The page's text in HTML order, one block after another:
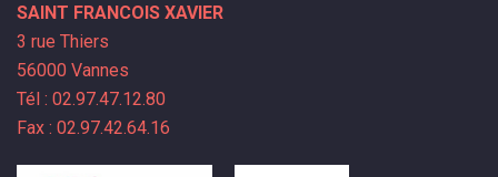
SAINT FRANCOIS XAVIER
3 rue Thiers
56000 Vannes
Tél : 02.97.47.12.80
Fax : 02.97.42.64.16